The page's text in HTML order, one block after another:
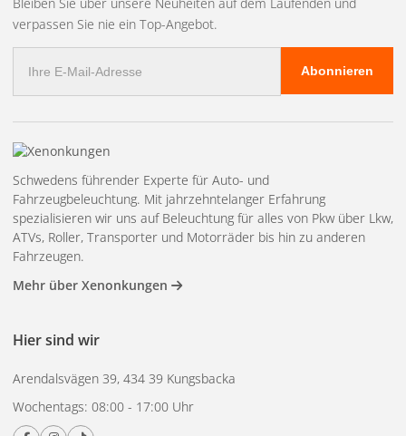
verpassen Sie nie ein Top-Angebot.
Mail
Adresse
Abonnieren
Schwedens führender Experte für Auto- und
Fahrzeugbeleuchtung. Mit jahrzehntelanger Erfahrung
spezialisieren wir uns auf Beleuchtung für alles von Pkw über Lkw,
ATVs, Roller, Transporter und Motorräder bis hin zu anderen
Fahrzeugen.
Mehr über Xenonkungen
Hier sind wir
Arendalsvägen 39, 434 39 Kungsbacka
Wochentags: 08:00 - 17:00 Uhr